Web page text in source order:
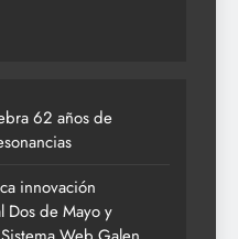
62 años de
innovación
Dos de Mayo y